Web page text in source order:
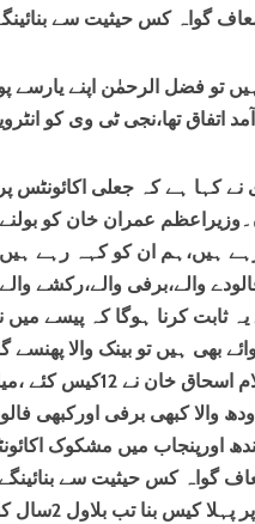
گواہ کس حیثیت سے
تو فضل الرحمٰن اپنے
اتفاق تھا،نجی ٹی وی کو
کہا ہے کہ جعلی اکائونٹس
عمران خان کو
ہیں،ہم ان کو کہہ رہے ہیں
والے،برفی والے،رکشے
ثابت کرنا ہوگا کہ پیسے میں
بھی ہیں تو بینک والا
ویو میں انہوں نے مزیدکہا کہ
کبھی برفی اورکبھی
اورپنجاب میں مشکوک
گواہ کس حیثیت سے
گیارہ سال جیلیں